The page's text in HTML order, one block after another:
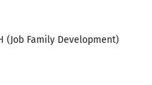
(Job Family Development)